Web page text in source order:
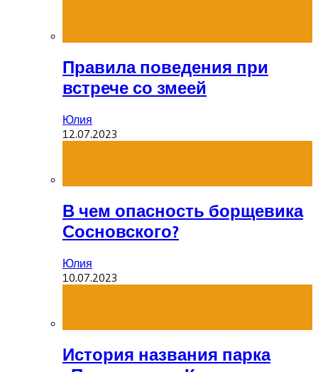
Правила поведения при
встрече со змеей
Юлия
12.07.2023
В чем опасность борщевика
Сосновского?
Юлия
10.07.2023
История названия парка